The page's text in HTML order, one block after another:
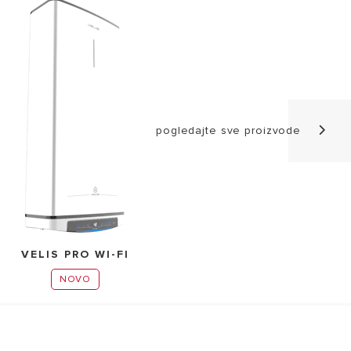
VELIS PRO WI-FI
NOVO
pogledajte sve proizvode